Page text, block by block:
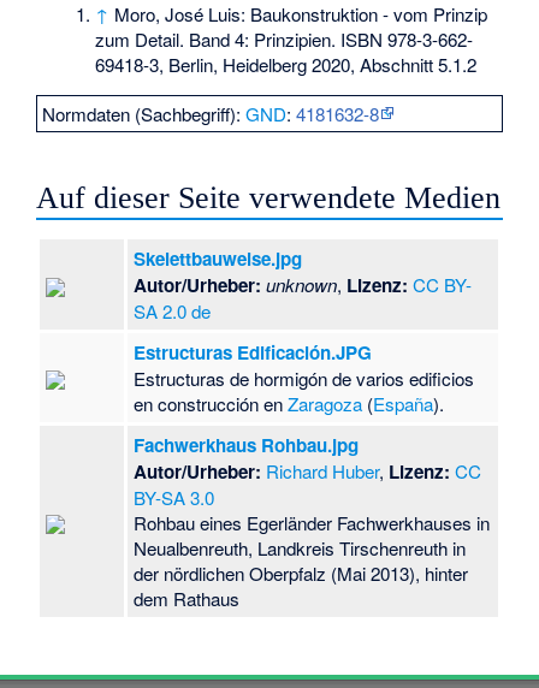
↑ Moro, José Luis: Baukonstruktion - vom Prinzip
zum Detail. Band 4: Prinzipien. ISBN 978-3-662-
69418-3, Berlin, Heidelberg 2020, Abschnitt 5.1.2
Normdaten (Sachbegriff):GND:4181632-8
Auf dieser Seite verwendete Medien
Skelettbauweise.jpg
Autor/Urheber: unknown, Lizenz: CC BY-
SA 2.0 de
Estructuras Edificación.JPG
Estructuras de hormigón de varios edificios
en construcción enZaragoza (España).
Fachwerkhaus Rohbau.jpg
Autor/Urheber: Richard Huber, Lizenz: CC
BY-SA 3.0
Rohbau eines Egerländer Fachwerkhauses in
Neualbenreuth, Landkreis Tirschenreuth in
der nördlichen Oberpfalz (Mai 2013), hinter
dem Rathaus